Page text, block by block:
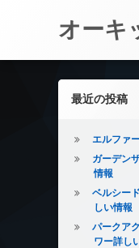
オーキ
左サイド
最近の投稿
エルファ
ガーデン
情報
ベルシー
しい情報
パークア
ワー詳し